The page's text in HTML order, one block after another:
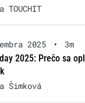
TOUCHIT
2025 •
3m
2025: Prečo sa
Šimková